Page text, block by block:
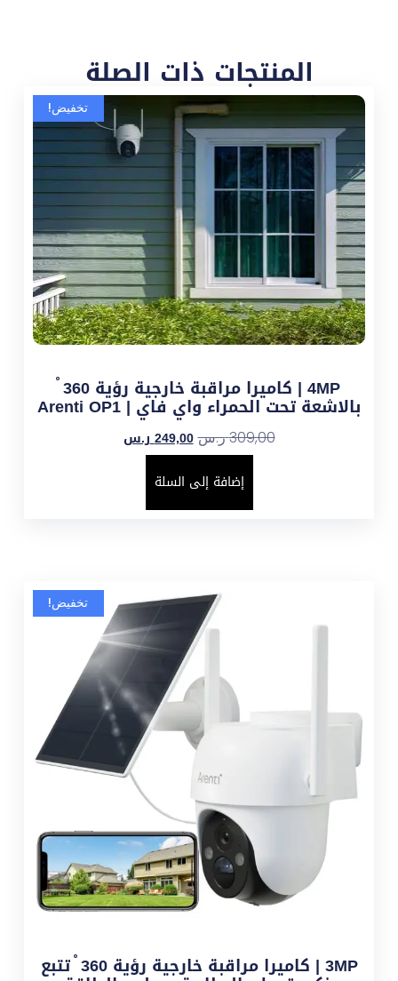
المنتجات ذات الصلة
تخفيض!
4MP | كاميرا مراقبة خارجية رؤية 360 ْ
بالاشعة تحت الحمراء واي فاي | Arenti OP1
309,00ر.س 249,00ر.س
إضافة إلى السلة
تخفيض!
3MP | كاميرا مراقبة خارجية رؤية 360 ْ تتبع